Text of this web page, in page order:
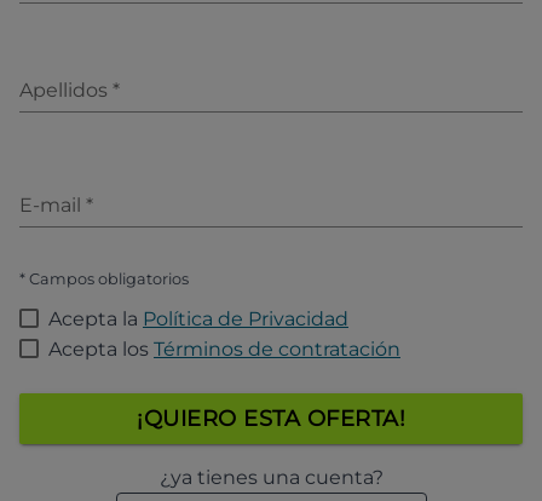
Apellidos *
E-mail *
* Campos obligatorios
Acepta la Política de Privacidad
Acepta los Términos de contratación
¡QUIERO ESTA OFERTA!
¿ya tienes una cuenta?